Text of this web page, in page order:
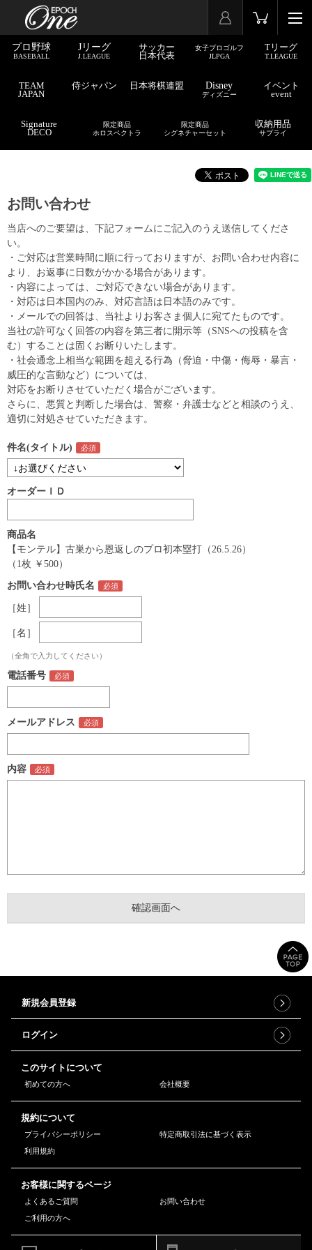
プロ野球
BASEBALL
Jリーグ
J.LEAGUE
サッカー
日本代表
女子プロゴルフ
JLPGA
Tリーグ
T.LEAGUE
TEAM
JAPAN
侍ジャパン 日本将棋連盟 Disney
ディズニー
イベント
event
Signature
DECO
限定商品
ホロスペクトラ
限定商品
シグネチャーセット
収納用品
サプライ
お問い合わせ
当店へのご要望は、下記フォームにご記入のうえ送信してくださ
い。
・ご対応は営業時間に順に行っておりますが、お問い合わせ内容に
より、お返事に日数がかかる場合があります。
・内容によっては、ご対応できない場合があります。
・対応は日本国内のみ、対応言語は日本語のみです。
・メールでの回答は、当社よりお客さま個人に宛てたものです。
当社の許可なく回答の内容を第三者に開示等（SNSへの投稿を含
む）することは固くお断りいたします。
・社会通念上相当な範囲を超える行為（脅迫・中傷・侮辱・暴言・
威圧的な言動など）については、
対応をお断りさせていただく場合がございます。
さらに、悪質と判断した場合は、警察・弁護士などと相談のうえ、
適切に対処させていただきます。
件名(タイトル)
オーダーＩＤ
商品名
【モンテル】古巣から恩返しのプロ初本塁打（26.5.26）
（1枚 ￥500）
お問い合わせ時氏名
［姓］
［名］
（全角で入力してください）
電話番号
メールアドレス
内容
新規会員登録
ログイン
このサイトについて
初めての方へ 会社概要
規約について
プライバシーポリシー
特定商取引法に基づく表示
利用規約
お客様に関するページ
よくあるご質問
お問い合わせ
ご利用の方へ